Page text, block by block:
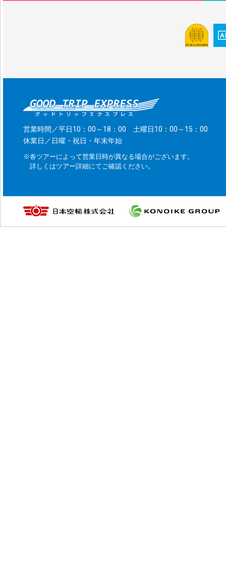
営業時間／平日10：00～18：00 土曜日10：00～15：00
休業日／日曜・祝日・年末年始
※各ツアーによって営業日時が異なる場合がございます。
詳しくはツアー詳細にてご確認ください。